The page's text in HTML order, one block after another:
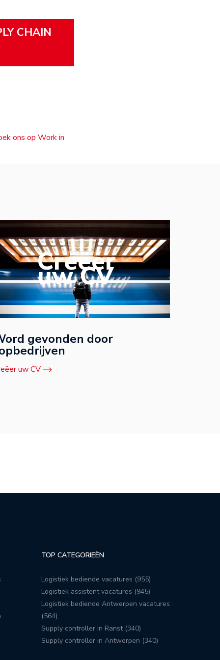
CHAIN
ons op Work in
Creëer
uw CV
gevonden door
uw CV
TOP CATEGORIEËN
Logistiek bediende vacatures (955)
Logistiek assistent vacatures (945)
Logistiek bediende Antwerpen vacatures
(564)
Supply controller in Ranst (340)
Supply controller in Antwerpen (340)